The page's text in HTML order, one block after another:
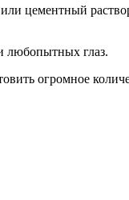
цементный
любопытных глаз.
огромное